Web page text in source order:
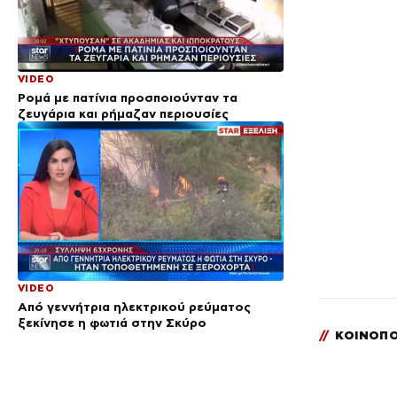
VIDEO
Ρομά με πατίνια προσποιούνταν τα
ζευγάρια και ρήμαζαν περιουσίες
VIDEO
Από γεννήτρια ηλεκτρικού ρεύματος
ξεκίνησε η φωτιά στην Σκύρο
//